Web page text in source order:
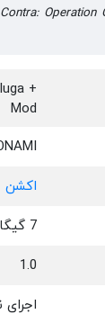
+
Mod
اکشن
7 گیگابایت
1.0